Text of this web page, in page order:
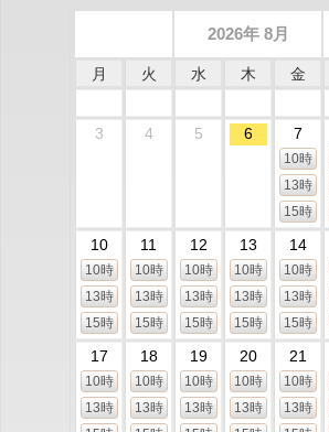
2026年 8月
月 火 水 木 金
3
4 5 6 7
10時
13時
15時
10
10時
13時
15時
11
10時
13時
15時
12
10時
13時
15時
13
10時
13時
15時
14
10時
13時
15時
17
10時
13時
18
10時
13時
19
10時
13時
20
10時
13時
21
10時
13時